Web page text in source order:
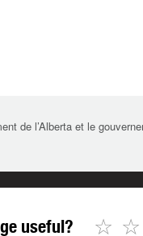
de l’Alberta et le
useful? ☆
☆